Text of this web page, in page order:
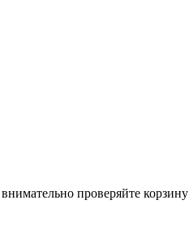
проверяйте корзину